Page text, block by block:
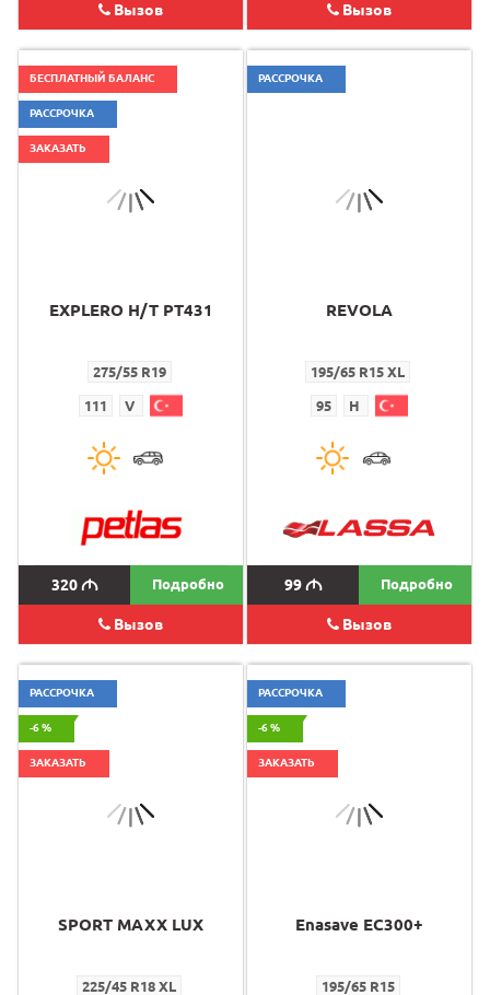
Вызов Вызов
БЕСПЛАТНЫЙ БАЛАНС
РАССРОЧКА
ЗАКАЗАТЬ
EXPLERO H/T PT431
275/55 R19
111 V
320M Подробно
Вызов
РАССРОЧКА
REVOLA
195/65 R15 XL
95 H
99M Подробно
Вызов
РАССРОЧКА
-6 %
ЗАКАЗАТЬ
SPORT MAXX LUX
225/45 R18 XL
РАССРОЧКА
-6 %
ЗАКАЗАТЬ
Enasave EC300+
195/65 R15